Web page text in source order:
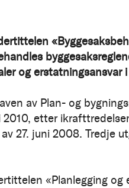
og erstatningsansvar
av Plan- og
2010, etter
27. juni 2008. Tredje
«Planlegging og